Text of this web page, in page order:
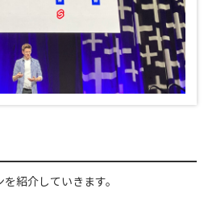
紹介していきます。